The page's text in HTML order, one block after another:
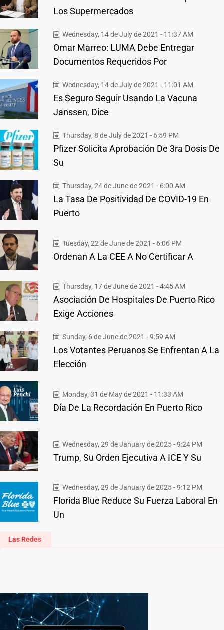
Los Supermercados
Wednesday, 14 de July de 2021 - 11:37 AM
Omar Marreo: LUMA Debe Entregar
Documentos Requeridos Por
Wednesday, 14 de July de 2021 - 11:01 AM
Es Seguro Seguir Usando La Vacuna
Janssen, Dice
Thursday, 8 de July de 2021 - 6:59 PM
Pfizer Solicita Aprobación De 3ra Dosis De
Su
Thursday, 24 de June de 2021 - 6:00 AM
La Tasa De Positividad De COVID-19 En
Puerto
Tuesday, 22 de June de 2021 - 6:06 PM
Ordenan A La CEE A No Certificar A
Thursday, 17 de June de 2021 - 4:45 AM
Asociación De Hospitales De Puerto Rico
Exige Acciones
Sunday, 6 de June de 2021 - 9:59 AM
Los Votantes Peruanos Se Enfrentan A La
Elección
Monday, 31 de May de 2021 - 11:33 AM
Día De La Recordación En Puerto Rico
Wednesday, 29 de January de 2025 - 9:24 PM
Trump, Su Orden Ejecutiva A ICE Y Su
Wednesday, 29 de January de 2025 - 9:12 PM
Florida Blue Reduce Su Fuerza Laboral En
Un
Las Redes